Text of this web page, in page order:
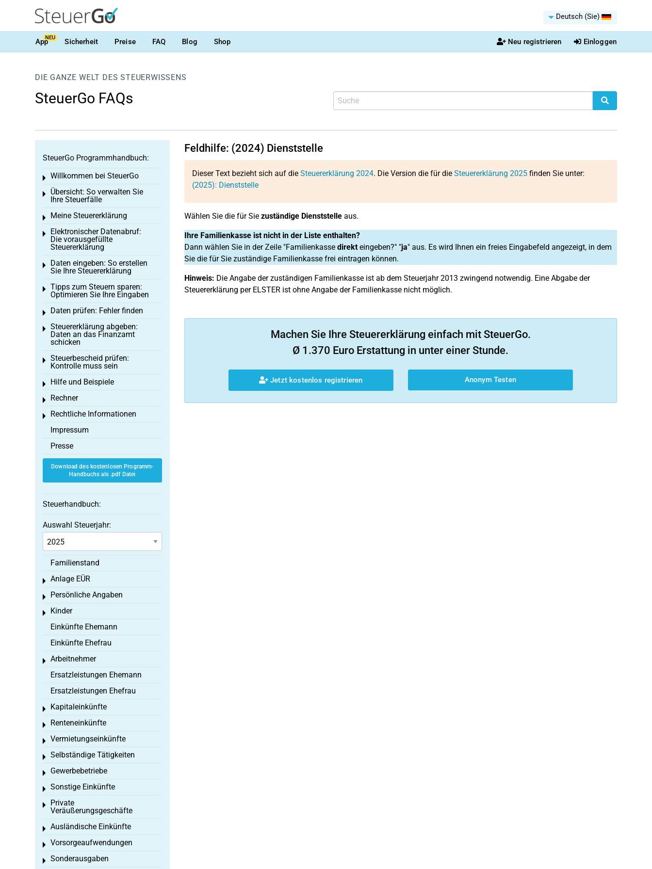
Deutsch (Sie)
AppNEU Sicherheit Preise FAQ Blog Shop Neu registrieren Einloggen
DIE GANZE WELT DES STEUERWISSENS
SteuerGo FAQs
Feldhilfe: (2024) Dienststelle
Dieser Text bezieht sich auf die Steuererklärung 2024. Die Version die für die Steuererklärung 2025finden Sie unter:
(2025): Dienststelle
Wählen Sie die für Sie zuständige Dienststelleaus.
Ihre Familienkasse ist nicht in der Liste enthalten?
Dann wählen Sie in der Zeile "Familienkasse direkteingeben?" "ja" aus. Es wird Ihnen ein freies Eingabefeld angezeigt, in dem
Sie die für Sie zuständige Familienkasse frei eintragen können.
Hinweis: Die Angabe der zuständigen Familienkasse ist ab dem Steuerjahr 2013 zwingend notwendig. Eine Abgabe der
Steuererklärung per ELSTER ist ohne Angabe der Familienkasse nicht möglich.
Machen Sie Ihre Steuererklärung einfach mit SteuerGo.
Ø 1.370 Euro Erstattung in unter einer Stunde.
Jetzt kostenlos registrieren Anonym Testen
SteuerGo Programmhandbuch:
Willkommen bei SteuerGo
Toggle menu
Übersicht: So verwalten Sie
Ihre Steuerfälle
Toggle menu
Meine Steuererklärung
Toggle menu
Elektronischer Datenabruf:
Die vorausgefüllte
Steuererklärung
Toggle menu
Daten eingeben: So erstellen
Sie Ihre Steuererklärung
Toggle menu
Tipps zum Steuern sparen:
Optimieren Sie Ihre Eingaben
Toggle menu
Daten prüfen: Fehler finden
Toggle menu
Steuererklärung abgeben:
Daten an das Finanzamt
schicken
Toggle menu
Steuerbescheid prüfen:
Kontrolle muss sein
Toggle menu
Hilfe und Beispiele
Toggle menu
Rechner
Toggle menu
Rechtliche Informationen
Toggle menu
Impressum
Presse
Download des kostenlosen Programm-
Handbuchs als .pdf Datei
Steuerhandbuch:
Auswahl Steuerjahr:
Familienstand
Anlage EÜR
Toggle menu
Persönliche Angaben
Toggle menu
Kinder
Toggle menu
Einkünfte Ehemann
Einkünfte Ehefrau
Arbeitnehmer
Toggle menu
Ersatzleistungen Ehemann
Ersatzleistungen Ehefrau
Kapitaleinkünfte
Toggle menu
Renteneinkünfte
Toggle menu
Vermietungseinkünfte
Toggle menu
Selbständige Tätigkeiten
Toggle menu
Gewerbebetriebe
Toggle menu
Sonstige Einkünfte
Toggle menu
Private
Veräußerungsgeschäfte
Toggle menu
Ausländische Einkünfte
Toggle menu
Vorsorgeaufwendungen
Toggle menu
Sonderausgaben
Toggle menu